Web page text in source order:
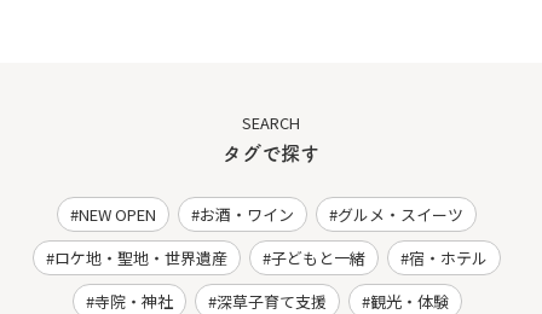
SEARCH
タグで探す
NEW OPEN お酒・ワイン
グルメ・スイーツ
ロケ地・聖地・世界遺産
子どもと一緒
宿・ホテル
寺院・神社
深草子育て支援
観光・体験